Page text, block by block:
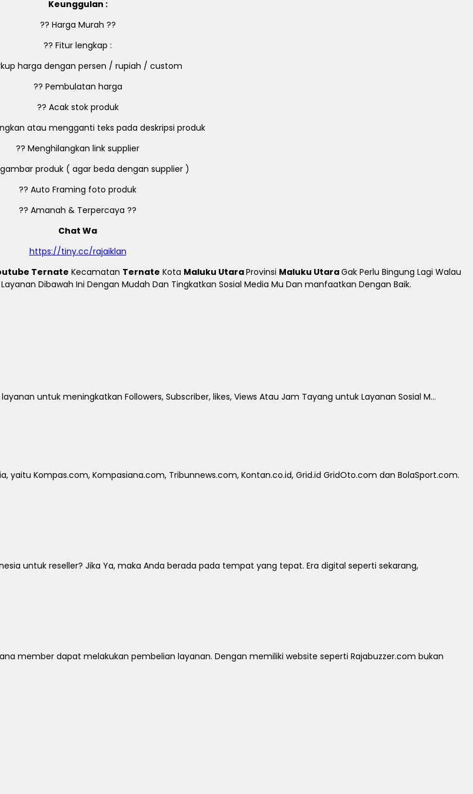
Keunggulan :
?? Harga Murah ??
?? Fitur lengkap :
harga dengan persen / rupiah / custom
?? Pembulatan harga
?? Acak stok produk
atau mengganti teks pada deskripsi produk
?? Menghilangkan link supplier
produk ( agar beda dengan supplier )
?? Auto Framing foto produk
?? Amanah & Terpercaya ??
Chat Wa
https://tiny.cc/rajaiklan
Ternate Kecamatan Ternate Kota Maluku UtaraProvinsi Maluku UtaraGak Perlu Bingung Lagi Walau
Dibawah Ini Dengan Mudah Dan Tingkatkan Sosial Media Mu Dan manfaatkan Dengan Baik.
untuk meningkatkan Followers, Subscriber, likes, Views Atau Jam Tayang untuk Layanan Sosial M...
yaitu Kompas.com, Kompasiana.com, Tribunnews.com, Kontan.co.id, Grid.id GridOto.com dan BolaSport.com.
untuk reseller? Jika Ya, maka Anda berada pada tempat yang tepat. Era digital seperti sekarang,
member dapat melakukan pembelian layanan. Dengan memiliki website seperti Rajabuzzer.com bukan